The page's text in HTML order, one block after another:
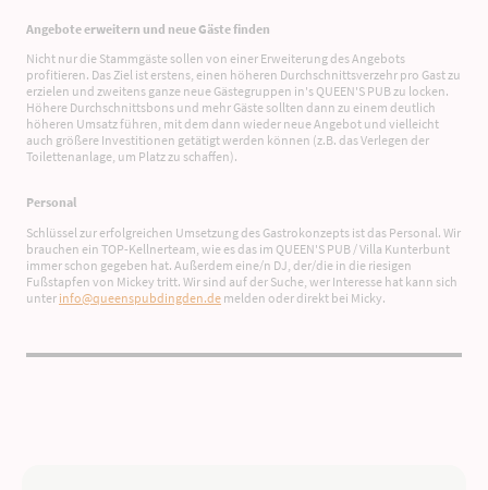
Angebote erweitern und neue Gäste finden
Nicht nur die Stammgäste sollen von einer Erweiterung des Angebots
profitieren. Das Ziel ist erstens, einen höheren Durchschnittsverzehr pro Gast zu
erzielen und zweitens ganze neue Gästegruppen in's QUEEN'S PUB zu locken.
Höhere Durchschnittsbons und mehr Gäste sollten dann zu einem deutlich
höheren Umsatz führen, mit dem dann wieder neue Angebot und vielleicht
auch größere Investitionen getätigt werden können (z.B. das Verlegen der
Toilettenanlage, um Platz zu schaffen).
Personal
Schlüssel zur erfolgreichen Umsetzung des Gastrokonzepts ist das Personal. Wir
brauchen ein TOP-Kellnerteam, wie es das im QUEEN'S PUB / Villa Kunterbunt
immer schon gegeben hat. Außerdem eine/n DJ, der/die in die riesigen
Fußstapfen von Mickey tritt. Wir sind auf der Suche, wer Interesse hat kann sich
unter info@queenspubdingden.de melden oder direkt bei Micky.